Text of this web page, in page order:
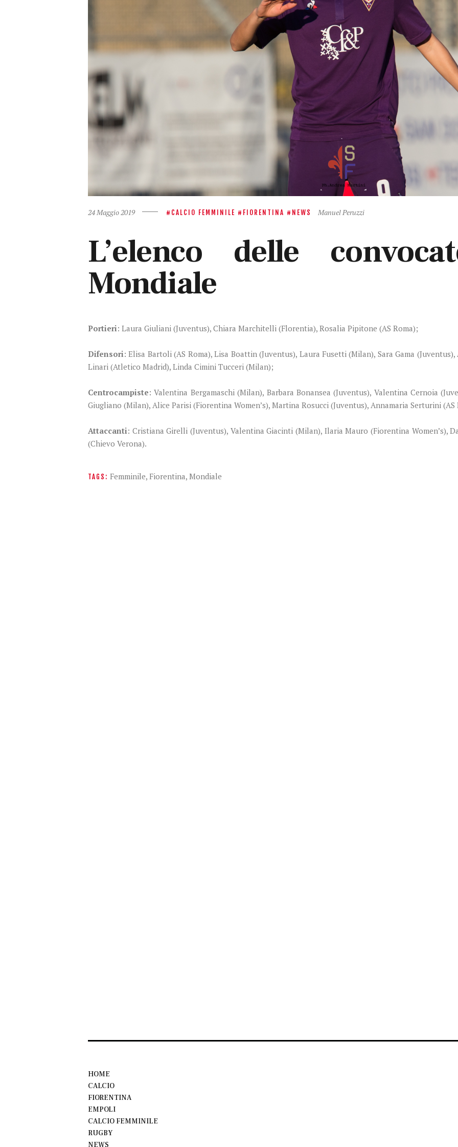
24 Maggio 2019 CALCIO FEMMINILE FIORENTINA NEWS Manuel Peruzzi
L’elenco delle
Mondiale
Portieri: Laura Giuliani (Juventus), Chiara Marchitelli (Florentia), Rosalia Pipitone (AS Roma);
Difensori: Elisa Bartoli (AS Roma), Lisa Boattin (Juventus), Laura Fusetti (Milan), Sara Gama
Linari (Atletico Madrid), Linda Cimini Tucceri (Milan);
Centrocampiste: Valentina Bergamaschi (Milan), Barbara Bonansea (Juventus), Valentina Cernoia
Giugliano (Milan), Alice Parisi (Fiorentina Women’s), Martina Rosucci (Juventus), Annamaria Serturini (AS
Attaccanti: Cristiana Girelli (Juventus), Valentina Giacinti (Milan), Ilaria Mauro (Fiorentina Women’s),
(Chievo Verona).
TAGS: Femminile, Fiorentina, Mondiale
HOME
CALCIO
FIORENTINA
EMPOLI
CALCIO FEMMINILE
RUGBY
NEWS